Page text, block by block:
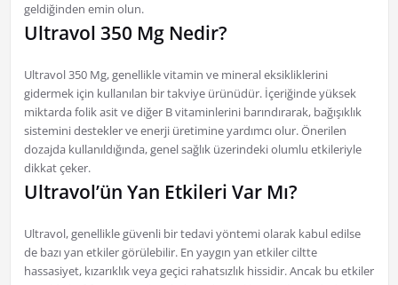
geldiğinden emin olun.
Ultravol 350 Mg Nedir?
Ultravol 350 Mg, genellikle vitamin ve mineral eksikliklerini
gidermek için kullanılan bir takviye ürünüdür. İçeriğinde yüksek
miktarda folik asit ve diğer B vitaminlerini barındırarak, bağışıklık
sistemini destekler ve enerji üretimine yardımcı olur. Önerilen
dozajda kullanıldığında, genel sağlık üzerindeki olumlu etkileriyle
dikkat çeker.
Ultravol’ün Yan Etkileri Var Mı?
Ultravol, genellikle güvenli bir tedavi yöntemi olarak kabul edilse
de bazı yan etkiler görülebilir. En yaygın yan etkiler ciltte
hassasiyet, kızarıklık veya geçici rahatsızlık hissidir. Ancak bu etkiler